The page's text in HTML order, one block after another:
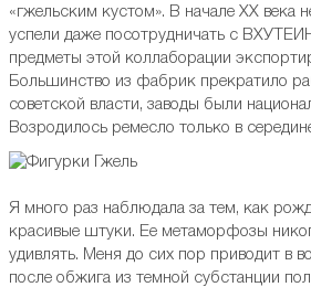
«гжельским кустом». В начале XX века
успели даже посотрудничать с
предметы этой коллаборации
Большинство из фабрик прекратило
советской власти, заводы были
Возродилось ремесло только в
Я много раз наблюдала за тем, как
красивые штуки. Ее метаморфозы
удивлять. Меня до сих пор приводит в
после обжига из темной субстанции